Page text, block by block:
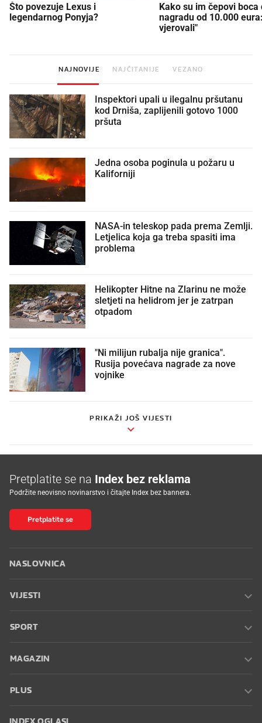
Što povezuje Lexus i
legendarnog Ponyja?
Kako su im čepovi boca
nagradu od 10.000
vjerovali"
NAJNOVIJE NAJČITANIJE VEZANO
Inspektori upali u ilegalnu pršutanu
kod Drniša, zaplijenili gotovo 1000
pršuta
Jedna osoba poginula u požaru u
Kaliforniji
NASA-in teleskop pada prema Zemlji.
Letjelica koja ga treba spasiti ima
problema
Helikopter Hitne na Zlarinu ne može
sletjeti na helidrom jer je zatrpan
otpadom
"Ni milijun rubalja nije granica".
Rusija povećava nagrade za nove
vojnike
PRIKAŽI JOŠ VIJESTI
Pretplatite se na Index bez reklama
Podržite neovisno novinarstvo i čitajte Index bez bannera.
Pretplatite se
NASLOVNICA
VIJESTI
SPORT
MAGAZIN
PLUS